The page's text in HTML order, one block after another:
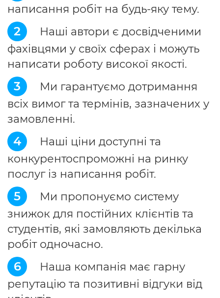
написання робіт на будь-яку тему.
2
Наші автори є досвідченими
фахівцями у своїх сферах і можуть
написати роботу високої якості.
3
Ми гарантуємо дотримання
всіх вимог та термінів, зазначених у
замовленні.
4
Наші ціни доступні та
конкурентоспроможні на ринку
послуг із написання робіт.
5
Ми пропонуємо систему
знижок для постійних клієнтів та
студентів, які замовляють декілька
робіт одночасно.
6
Наша компанія має гарну
репутацію та позитивні відгуки від